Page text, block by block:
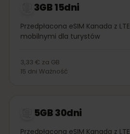
3GB 15dni
Przedpłacona eSIM Kanada z
mobilnymi dla turystów
3,33 € za GB
15 dni Ważność
5GB 30dni
Przedpłacona eSIM Kanada z